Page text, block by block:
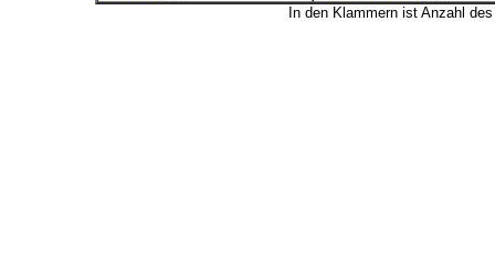
In den Klammern ist Anzahl